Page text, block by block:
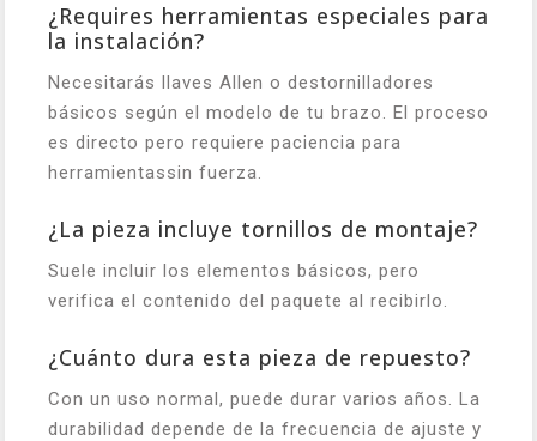
¿Requires herramientas especiales para
la instalación?
Necesitarás llaves Allen o destornilladores
básicos según el modelo de tu brazo. El proceso
es directo pero requiere paciencia para
herramientassin fuerza.
¿La pieza incluye tornillos de montaje?
Suele incluir los elementos básicos, pero
verifica el contenido del paquete al recibirlo.
¿Cuánto dura esta pieza de repuesto?
Con un uso normal, puede durar varios años. La
durabilidad depende de la frecuencia de ajuste y